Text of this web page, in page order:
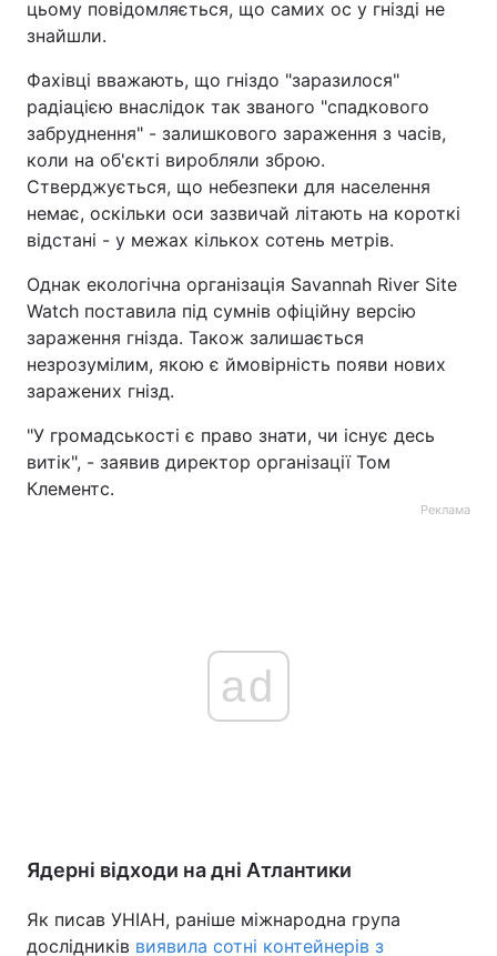
цьому повідомляється, що самих ос у гнізді не
знайшли.
Фахівці вважають, що гніздо "заразилося"
радіацією внаслідок так званого "спадкового
забруднення" - залишкового зараження з часів,
коли на об'єкті виробляли зброю.
Стверджується, що небезпеки для населення
немає, оскільки оси зазвичай літають на короткі
відстані - у межах кількох сотень метрів.
Однак екологічна організація Savannah River Site
Watch поставила під сумнів офіційну версію
зараження гнізда. Також залишається
незрозумілим, якою є ймовірність появи нових
заражених гнізд.
"У громадськості є право знати, чи існує десь
витік", - заявив директор організації Том
Клементс.
Реклама
ad
Ядерні відходи на дні Атлантики
Як писав УНІАН, раніше міжнародна група
дослідників виявила сотні контейнерів з